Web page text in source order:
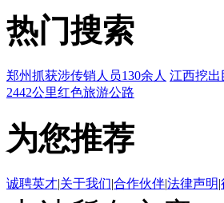
热门搜索
郑州抓获涉传销人员130余人 江西挖出
2442公里红色旅游公路
为您推荐
诚聘英才|关于我们|合作伙伴|法律声明|